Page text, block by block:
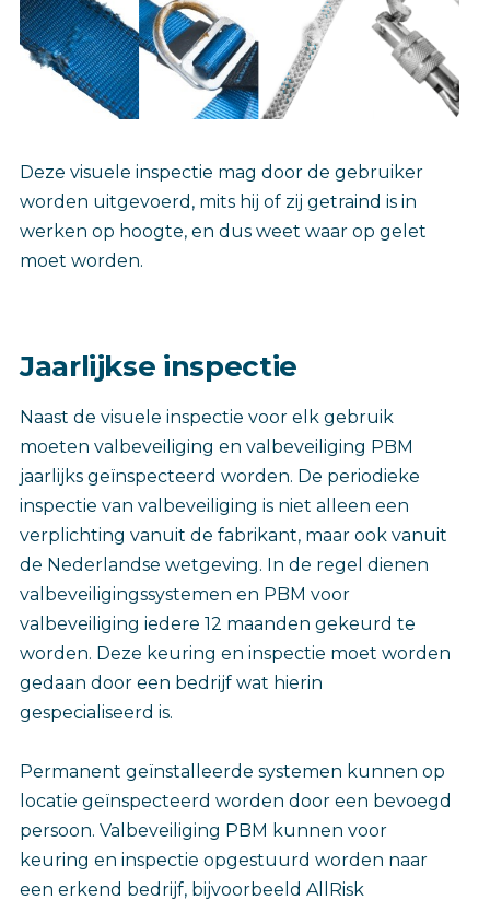
Deze visuele inspectie mag door de gebruiker
worden uitgevoerd, mits hij of zij getraind is in
werken op hoogte, en dus weet waar op gelet
moet worden.
Jaarlijkse inspectie
Naast de visuele inspectie voor elk gebruik
moeten valbeveiliging en valbeveiliging PBM
jaarlijks geïnspecteerd worden. De periodieke
inspectie van valbeveiliging is niet alleen een
verplichting vanuit de fabrikant, maar ook vanuit
de Nederlandse wetgeving. In de regel dienen
valbeveiligingssystemen en PBM voor
valbeveiliging iedere 12 maanden gekeurd te
worden. Deze keuring en inspectie moet worden
gedaan door een bedrijf wat hierin
gespecialiseerd is.
Permanent geïnstalleerde systemen kunnen op
locatie geïnspecteerd worden door een bevoegd
persoon. Valbeveiliging PBM kunnen voor
keuring en inspectie opgestuurd worden naar
een erkend bedrijf, bijvoorbeeld AllRisk